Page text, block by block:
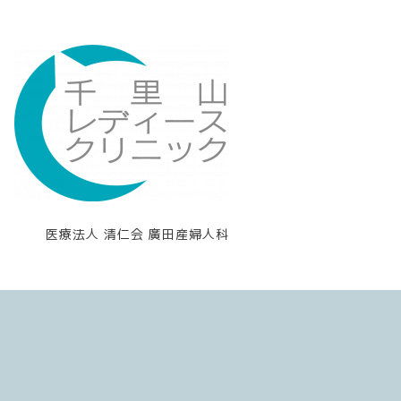
医療法人 清仁会 廣田産婦人科